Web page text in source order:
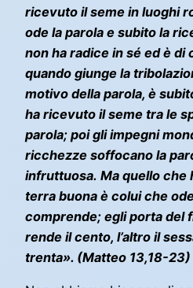
ricevuto il seme in luoghi
ode la parola e subito la
non ha radice in sé ed è di
quando giunge la
motivo della parola, è
ha ricevuto il seme tra le
parola; poi gli impegni
ricchezze soffocano la
infruttuosa. Ma quello che
terra buona è colui che
comprende; egli porta del
rende il cento, l’altro il
trenta». (Matteo 13,18-23)